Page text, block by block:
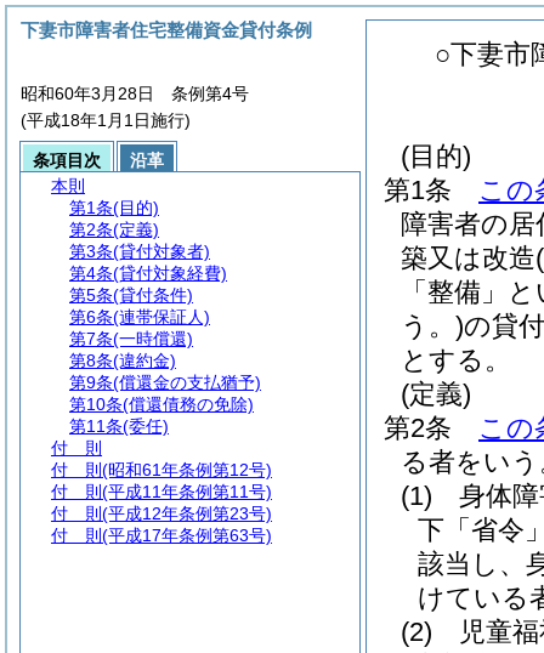
○下妻市
(目的)
第1条
この
障害者の
築又は改造
「整備」
う。)の貸
とする。
(定義)
第2条
この
る者をい
(1)
身体
下「省令
該当し、
けている
(2)
児童
下妻市障害者住宅整備資金貸付条例
昭和60年3月28日 条例第4号
(平成18年1月1日施行)
条項目次
沿革
本則
第1条(目的)
第2条(定義)
第3条(貸付対象者)
第4条(貸付対象経費)
第5条(貸付条件)
第6条(連帯保証人)
第7条(一時償還)
第8条(違約金)
第9条(償還金の支払猶予)
第10条(償還債務の免除)
第11条(委任)
付 則
付 則 (昭和61年条例第12号)
付 則 (平成11年条例第11号)
付 則 (平成12年条例第23号)
付 則 (平成17年条例第63号)